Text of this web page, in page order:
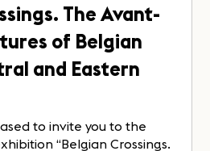
The Avant-
of Belgian
and Eastern
to invite you to the
“Belgian Crossings.